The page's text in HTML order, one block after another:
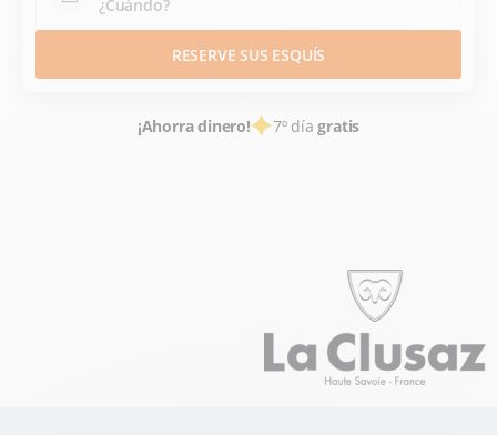
RESERVE SUS ESQUÍS
¡Ahorra dinero! 7º díagratis